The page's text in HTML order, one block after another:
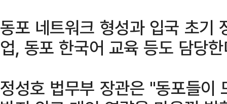
동포 네트워크 형성과 입국 초기
업, 동포 한국어 교육 등도 담당
정성호 법무부 장관은 "동포들이